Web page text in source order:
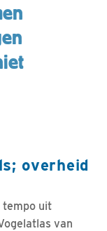
overheid
tempo uit
van